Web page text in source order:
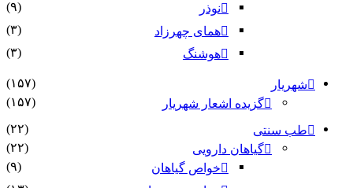
نوذر
(۹)
هماى چهرزاد
(۳)
هوشنگ
(۳)
شهریار
(۱۵۷)
گزیده اشعار شهریار
(۱۵۷)
طب سنتی
(۲۲)
گیاهان دارویی
(۲۲)
خواص گیاهان
(۹)